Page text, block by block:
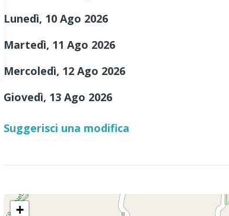
Lunedì, 10 Ago 2026
Martedì, 11 Ago 2026
Mercoledì, 12 Ago 2026
Giovedì, 13 Ago 2026
Suggerisci una modifica
+